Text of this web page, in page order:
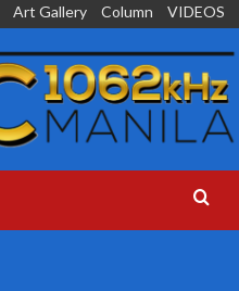
Art Gallery Column VIDEOS